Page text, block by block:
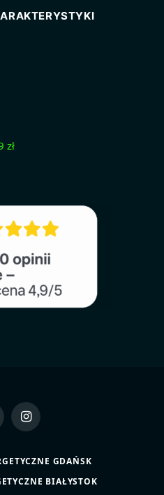
zł
Instagram
GDAŃSK
BIAŁYSTOK